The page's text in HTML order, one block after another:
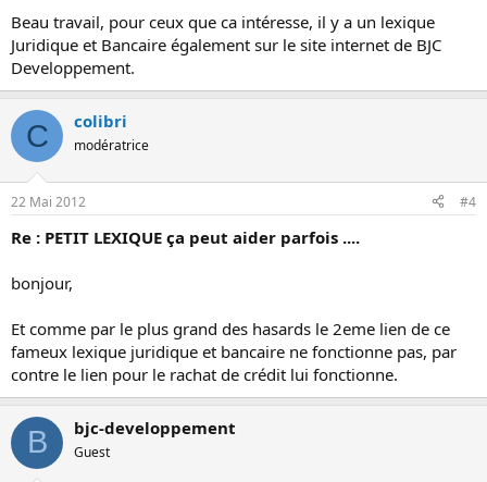
Beau travail, pour ceux que ca intéresse, il y a un lexique
Juridique et Bancaire également sur le site internet de BJC
Developpement.
C colibri
modératrice
22 Mai 2012 #4
Re : PETIT LEXIQUE ça peut aider parfois ....
bonjour,
Et comme par le plus grand des hasards le 2eme lien de ce
fameux lexique juridique et bancaire ne fonctionne pas, par
contre le lien pour le rachat de crédit lui fonctionne.
B bjc-developpement
Guest